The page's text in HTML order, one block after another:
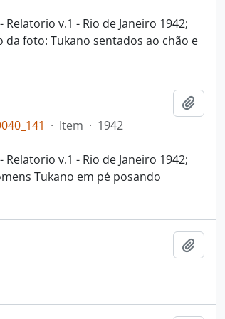
v.1 - Rio de Janeiro 1942;
foto: Tukano sentados ao chão e
· Item · 1942
v.1 - Rio de Janeiro 1942;
Tukano em pé posando